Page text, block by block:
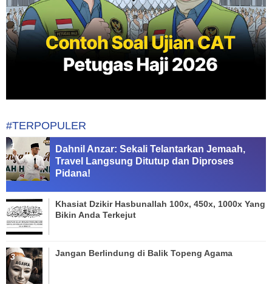
#TERPOPULER
Dahnil Anzar: Sekali Telantarkan Jemaah,
Travel Langsung Ditutup dan Diproses
Pidana!
Khasiat Dzikir Hasbunallah 100x, 450x, 1000x Yang
Bikin Anda Terkejut
Jangan Berlindung di Balik Topeng Agama